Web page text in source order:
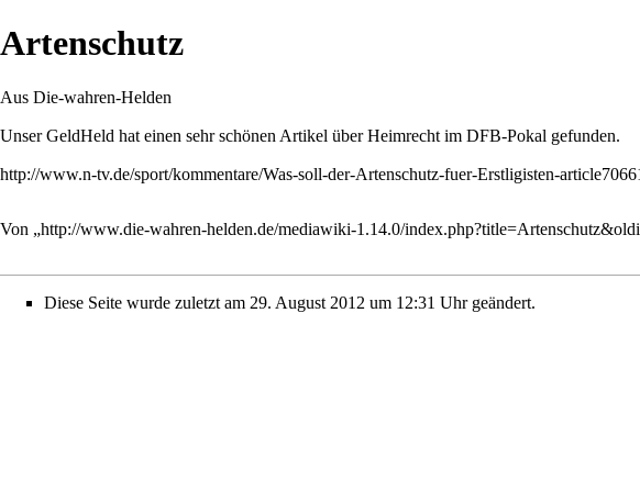
Artenschutz
Aus Die-wahren-Helden
Unser GeldHeld hat einen sehr schönen Artikel über Heimrecht im DFB-Pokal gefunden.
http://www.n-tv.de/sport/kommentare/Was-soll-der-Artenschutz-fuer-Erstligisten-
Von „http://www.die-wahren-helden.de/mediawiki-1.14.0/
Diese Seite wurde zuletzt am 29. August 2012 um 12:31 Uhr geändert.